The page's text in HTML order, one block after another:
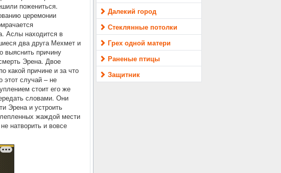
пожениться.
церемонии
Аслы находится в
два друга Мехмет и
выяснить причину
Эрена. Двое
какой причине и за что
этот случай – не
стоит его же
словами. Они
Эрена и устроить
жаждой мести
натворить и вовсе
Далекий город
Стеклянные потолки
Грех одной матери
Раненые птицы
Защитник